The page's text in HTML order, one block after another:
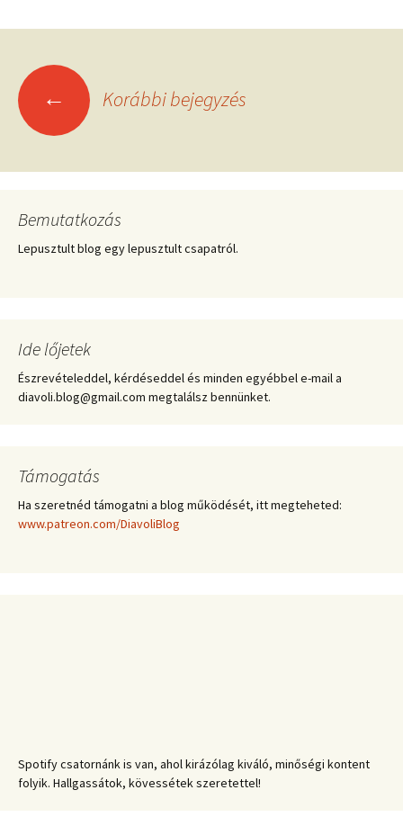
Bejegyzések
navigációja
← Korábbi bejegyzés
Bemutatkozás
Lepusztult blog egy lepusztult csapatról.
Ide lőjetek
Észrevételeddel, kérdéseddel és minden egyébbel e-mail a
diavoli.blog@gmail.com megtalálsz bennünket.
Támogatás
Ha szeretnéd támogatni a blog működését, itt megteheted:
www.patreon.com/DiavoliBlog
Spotify csatornánk is van, ahol kirázólag kiváló, minőségi kontent
folyik. Hallgassátok, kövessétek szeretettel!